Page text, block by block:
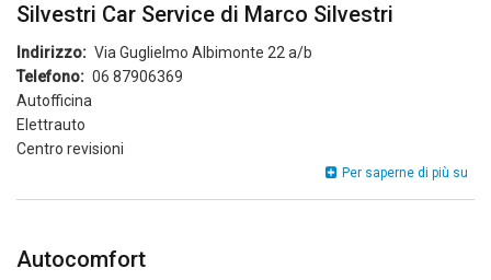
Silvestri Car Service di Marco Silvestri
Indirizzo
Via Guglielmo Albimonte 22 a/b
Telefono
06 87906369
Autofficina
Elettrauto
Centro revisioni
Per saperne di più su
Autocomfort